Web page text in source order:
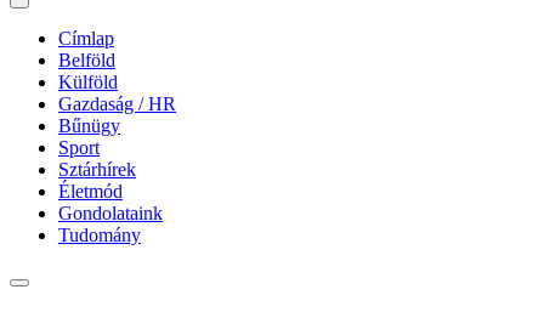
Címlap
Belföld
Külföld
Gazdaság / HR
Bűnügy
Sport
Sztárhírek
Életmód
Gondolataink
Tudomány